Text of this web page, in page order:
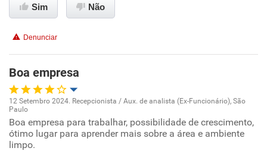
Benefícios
Recomenda esta empresa
Recomenda a diretoria
Sim Não
Denunciar
Boa empresa
Oportunidade de promoção
Ambiente de trabalho
12 Setembro 2024. Recepcionista / Aux. de analista (Ex-Funcionário), São
Paulo
Boa empresa para trabalhar, possibilidade de crescimento,
ótimo lugar para aprender mais sobre a área e ambiente
limpo.